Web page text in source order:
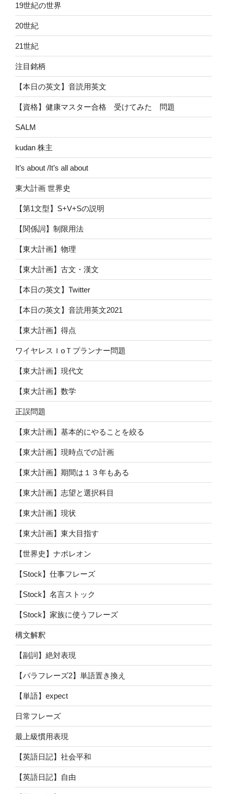
19世紀の世界
20世紀
21世紀
注目銘柄
【本日の英文】音読用英文
【資格】健康マスター合格 受けてみた 問題
SALM
kudan 株主
It’s about /It’s all about
東大計画 世界史
【第1文型】S+V+Sの説明
【関係詞】制限用法
【東大計画】物理
【東大計画】古文・漢文
【本日の英文】Twitter
【本日の英文】音読用英文2021
【東大計画】得点
ワイヤレスＩoＴプランナー問題
【東大計画】現代文
【東大計画】数学
正誤問題
【東大計画】基本的にやることを絞る
【東大計画】現時点での計画
【東大計画】期間は１３年もある
【東大計画】志望と選択科目
【東大計画】現状
【東大計画】東大目指す
【世界史】ナポレオン
【Stock】仕事フレーズ
【Stock】名言ストック
【Stock】家族に使うフレーズ
構文解釈
【副詞】絶対表現
【パラフレーズ2】単語置き換え
【単語】expect
日常フレーズ
最上級慣用表現
【英語日記】社会平和
【英語日記】自由